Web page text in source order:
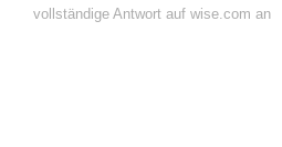
vollständige Antwort auf wise.com an